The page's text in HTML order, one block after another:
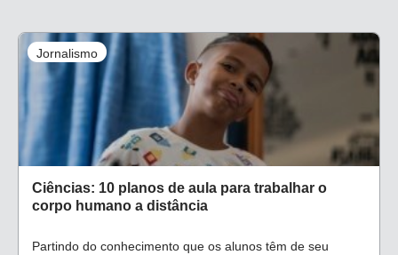
Jornalismo
Ciências: 10 planos de aula para trabalhar o
corpo humano a distância
Partindo do conhecimento que os alunos têm de seu